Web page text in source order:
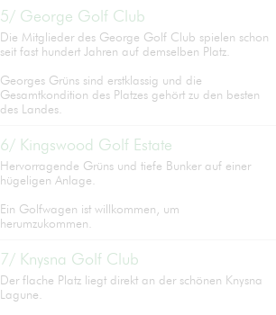
5/ George Golf Club
Die Mitglieder des George Golf Club spielen schon
seit fast hundert Jahren auf demselben Platz.
Georges Grüns sind erstklassig und die
Gesamtkondition des Platzes gehört zu den besten
des Landes.
6/ Kingswood Golf Estate
Hervorragende Grüns und tiefe Bunker auf einer
hügeligen Anlage.
Ein Golfwagen ist willkommen, um
herumzukommen.
7/ Knysna Golf Club
Der flache Platz liegt direkt an der schönen Knysna
Lagune.